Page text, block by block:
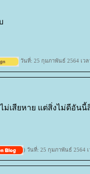
วันที่: 25 กุมภาพันธ์ 2564 เวล
ม่เสียหาย แต่สิ่งไม่ดีอัน
) วันที่: 25 กุมภาพันธ์ 2564